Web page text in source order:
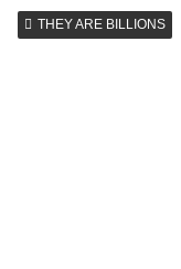
THEY ARE BILLIONS